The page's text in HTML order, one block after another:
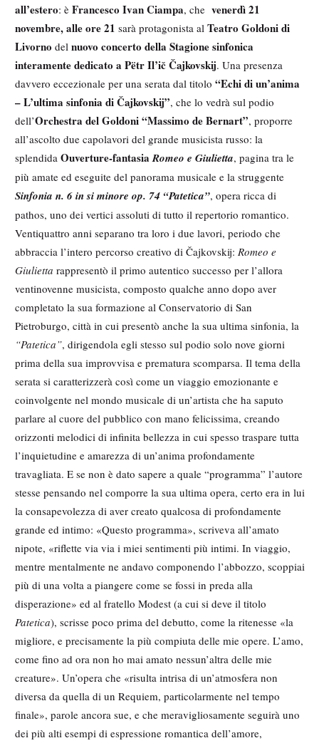
all’estero: è Francesco Ivan Ciampa, che venerdì 21
novembre, alle ore 21 sarà protagonista al Teatro Goldoni di
Livorno del nuovo concerto della Stagione sinfonica
interamente dedicato a Pëtr Il’ič Čajkovskij. Una presenza
davvero eccezionale per una serata dal titolo “Echi di un’anima
– L’ultima sinfonia di Čajkovskij”, che lo vedrà sul podio
dell’Orchestra del Goldoni “Massimo de Bernart”, proporre
all’ascolto due capolavori del grande musicista russo: la
splendida Ouverture-fantasiaRomeo e Giulietta, pagina tra le
più amate ed eseguite del panorama musicale e la struggente
Sinfonia n. 6 in si minore op. 74 “Patetica”, opera ricca di
pathos, uno dei vertici assoluti di tutto il repertorio romantico.
Ventiquattro anni separano tra loro i due lavori, periodo che
abbraccia l’intero percorso creativo di Čajkovskij: Romeo e
Giulietta rappresentò il primo autentico successo per l’allora
ventinovenne musicista, composto qualche anno dopo aver
completato la sua formazione al Conservatorio di San
Pietroburgo, città in cui presentò anche la sua ultima sinfonia, la
“Patetica”, dirigendola egli stesso sul podio solo nove giorni
prima della sua improvvisa e prematura scomparsa. Il tema della
serata si caratterizzerà così come un viaggio emozionante e
coinvolgente nel mondo musicale di un’artista che ha saputo
parlare al cuore del pubblico con mano felicissima, creando
orizzonti melodici di infinita bellezza in cui spesso traspare tutta
l’inquietudine e amarezza di un’anima profondamente
travagliata. E se non è dato sapere a quale “programma” l’autore
stesse pensando nel comporre la sua ultima opera, certo era in lui
la consapevolezza di aver creato qualcosa di profondamente
grande ed intimo: «Questo programma», scriveva all’amato
nipote, «riflette via via i miei sentimenti più intimi. In viaggio,
mentre mentalmente ne andavo componendo l’abbozzo, scoppiai
più di una volta a piangere come se fossi in preda alla
disperazione» ed al fratello Modest (a cui si deve il titolo
Patetica), scrisse poco prima del debutto, come la ritenesse «la
migliore, e precisamente la più compiuta delle mie opere. L’amo,
come fino ad ora non ho mai amato nessun’altra delle mie
creature». Un’opera che «risulta intrisa di un’atmosfera non
diversa da quella di un Requiem, particolarmente nel tempo
finale», parole ancora sue, e che meravigliosamente seguirà uno
dei più alti esempi di espressione romantica dell’amore,